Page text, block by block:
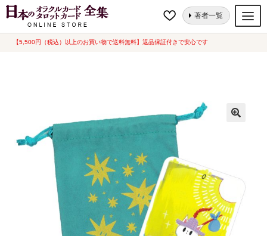
【5,500円（税込）以上のお買い物で送料無料】返品保証付きで安心です
ナ
コ
著者一覧
オラクルカード
セット
新品一覧
ホーム タロットカード 動物・植物 ねこタロ（2023年5月発売）